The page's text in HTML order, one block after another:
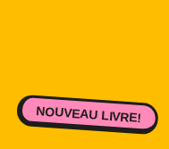
NOUVEAU LIVRE!